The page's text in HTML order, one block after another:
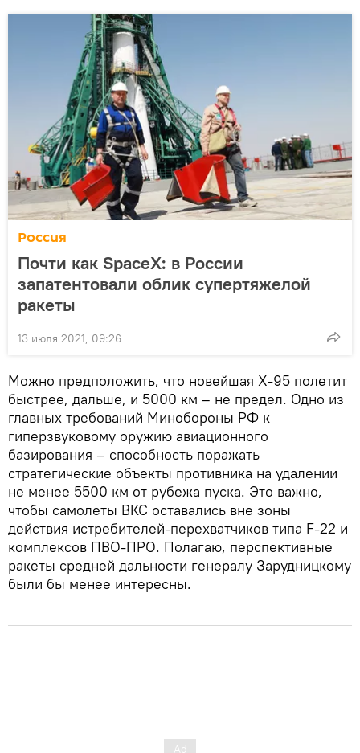
Россия
Почти как SpaceX: в России
запатентовали облик супертяжелой
ракеты
13 июля 2021, 09:26
Можно предположить, что новейшая Х-95 полетит
быстрее, дальше, и 5000 км – не предел. Одно из
главных требований Минобороны РФ к
гиперзвуковому оружию авиационного
базирования – способность поражать
стратегические объекты противника на удалении
не менее 5500 км от рубежа пуска. Это важно,
чтобы самолеты ВКС оставались вне зоны
действия истребителей-перехватчиков типа F-22 и
комплексов ПВО-ПРО. Полагаю, перспективные
ракеты средней дальности генералу Зарудницкому
были бы менее интересны.